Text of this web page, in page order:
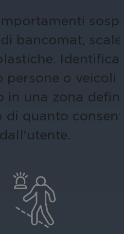
bancomat,
Identifica
persone o veicoli
in una zona
di quanto
dall'utente.